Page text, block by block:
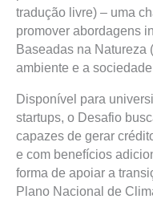
tradução livre) – uma
promover abordagens
Baseadas na
ambiente e a
Disponível para
startups, o Desafio
capazes de gerar
e com benefícios
forma de apoiar a
Plano Nacional de